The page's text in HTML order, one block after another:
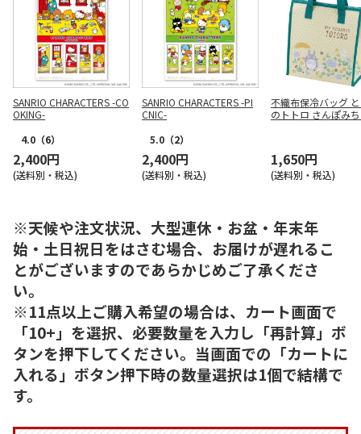
SANRIO CHARACTERS -CO
OKING-
4.0 （6）
2,400円
(送料別・税込)
SANRIO CHARACTERS -PI
CNIC-
5.0 （2）
2,400円
(送料別・税込)
不織布保冷バッグ
のトトロ さんぽみ
1,650円
(送料別・税込)
※天候や注文状況、大型連休・お盆・年末年
始・土日祝日をはさむ場合、お届けが遅れるこ
とがございますのであらかじめご了承くださ
い。
※11点以上ご購入希望の場合は、カート画面で
「10+」を選択、必要数量を入力し「再計算」ボ
タンを押下してください。当画面での「カートに
入れる」ボタン押下時の数量選択は1個で結構で
す。